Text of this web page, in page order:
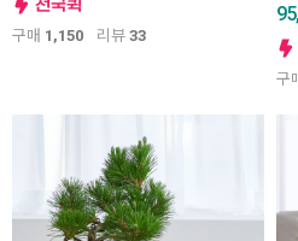
구매 1,150 리뷰 33
구